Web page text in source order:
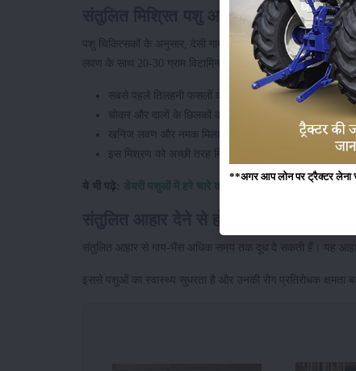
संतुलित मिश्रित पशु आहार बनाने का तरीका
पशु चिकित्सकों के अनुसार, देसी गायों को 10 किलो मूंगफली, 10
लवण के साथ 20-30 ग्राम विटामिन-A और D-3 भी शामिल करें।
सबसे पहले तिलहनी फसलों की खली को बारीक कूटकर चूरी
चोकर और दालों के छिलकों को खली के बारीक मिश्रण में मक्का,
खनिज लवण और नमक मिलाकर पशुओं का पाचन बेहतर करें।
इस मिश्रण को अच्छी तरह मिलाकर एक बैग में भरकर रखें।
ये भी पढ़े: डेयरी पशुओं में हरे चारे का महत्व
संतुलित आहार से गाय-भैंस अधिक समय तक दूध दे सकती हैं। यह आहार
इससे पशुओं का स्वास्थ्य सुधरता है और उनकी रोग प्रतिरोधक क्षमता
**अगर आप लोन पर ट्रैक्टर लेना